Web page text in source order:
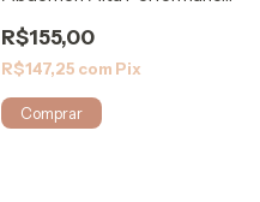
R$155,00
R$147,25 com Pix
Comprar